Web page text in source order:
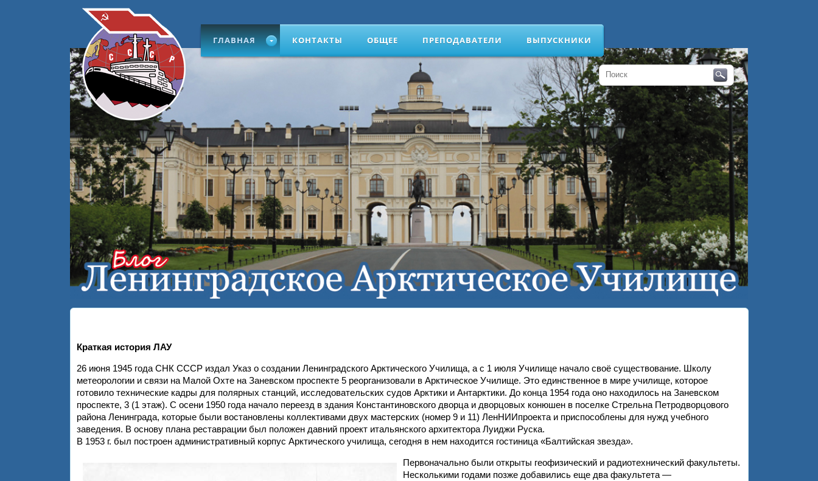
ГЛАВНАЯ КОНТАКТЫ ОБЩЕЕ ПРЕПОДАВАТЕЛИ ВЫПУСКНИКИ
Краткая история ЛАУ
26 июня 1945 года СНК СССР издал Указ о создании Ленинградского Арктического Училища, а с 1 июля Училище начало своё существование. Школу
метеорологии и связи на Малой Охте на Заневском проспекте 5 реорганизовали в Арктическое Училище. Это единственное в мире училище, которое
готовило технические кадры для полярных станций, исследовательских судов Арктики и Антарктики. До конца 1954 года оно находилось на Заневском
проспекте, 3 (1 этаж). С осени 1950 года начало переезд в здания Константиновского дворца и дворцовых конюшен в поселке Стрельна Петродворцового
района Ленинграда, которые были востановлены коллективами двух мастерских (номер 9 и 11) ЛенНИИпроекта и приспособлены для нужд учебного
заведения. В основу плана реставрации был положен давний проект итальянского архитектора Луиджи Руска.
В 1953 г. был построен административный корпус Арктического училища, сегодня в нем находится гостиница «Балтийская звезда».
Первоначально были открыты геофизический и радиотехнический факультеты.
Несколькими годами позже добавились еще два факультета —